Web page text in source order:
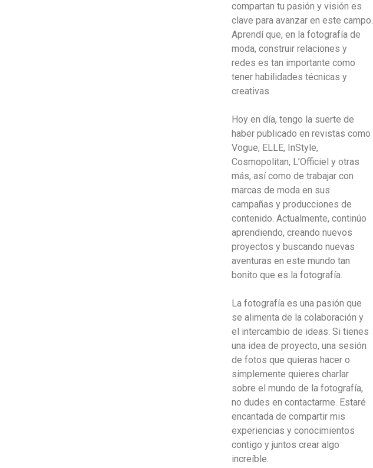
compartan tu pasión y visión es
clave para avanzar en este campo.
Aprendí que, en la fotografía de
moda, construir relaciones y
redes es tan importante como
tener habilidades técnicas y
creativas.
Hoy en día, tengo la suerte de
haber publicado en revistas como
Vogue, ELLE, InStyle,
Cosmopolitan, L’Officiel y otras
más, así como de trabajar con
marcas de moda en sus
campañas y producciones de
contenido. Actualmente, continúo
aprendiendo, creando nuevos
proyectos y buscando nuevas
aventuras en este mundo tan
bonito que es la fotografía.
La fotografía es una pasión que
se alimenta de la colaboración y
el intercambio de ideas. Si tienes
una idea de proyecto, una sesión
de fotos que quieras hacer o
simplemente quieres charlar
sobre el mundo de la fotografía,
no dudes en contactarme. Estaré
encantada de compartir mis
experiencias y conocimientos
contigo y juntos crear algo
increíble.